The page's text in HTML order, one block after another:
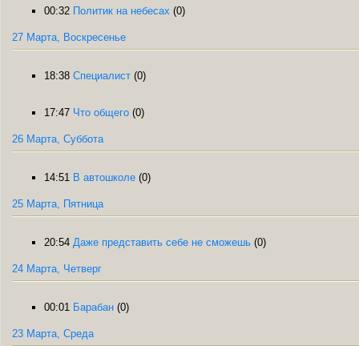
00:32 Политик на небесах (0)
27 Марта, Воскресенье
18:38 Специалист (0)
17:47 Что общего (0)
26 Марта, Суббота
14:51 В автошколе (0)
25 Марта, Пятница
20:54 Даже представить себе не сможешь (0)
24 Марта, Четверг
00:01 Барабан (0)
23 Марта, Среда